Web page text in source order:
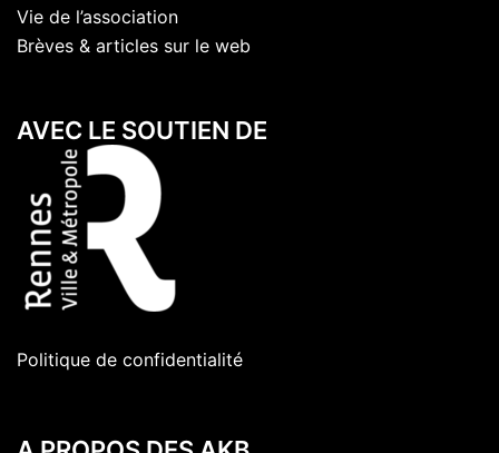
Vie de l’association
Brèves & articles sur le web
AVEC LE SOUTIEN DE
Politique de confidentialité